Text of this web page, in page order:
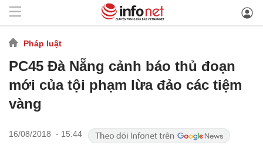
Pháp luật
PC45 Đà Nẵng cảnh báo thủ đoạn
mới của tội phạm lừa đảo các tiệm
vàng
16/08/2018 - 15:44